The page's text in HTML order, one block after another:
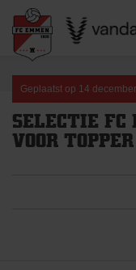
content
Geplaatst op 14
SELECTIE FC
VOOR TOPPER